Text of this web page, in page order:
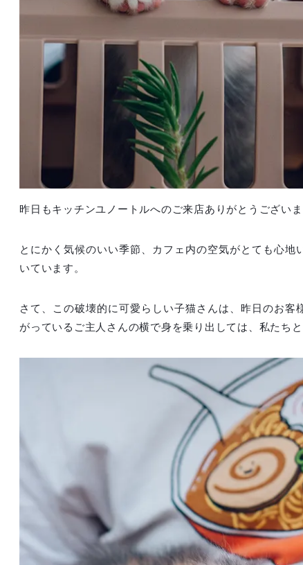
昨日もキッチンユノートルへのご来店ありがとうございま
とにかく気候のいい季節、カフェ内の空気がとても心地
いています。
さて、この破壊的に可愛らしい子猫さんは、昨日のお客
がっているご主人さんの横で身を乗り出しては、私たちと